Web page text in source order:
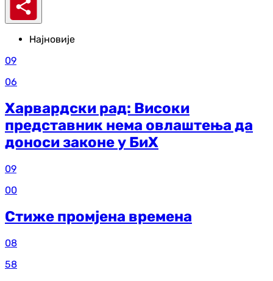
Најновије
09
06
Харвардски рад: Високи
представник нема овлаштења да
доноси законе у БиХ
09
00
Стиже промјена времена
08
58